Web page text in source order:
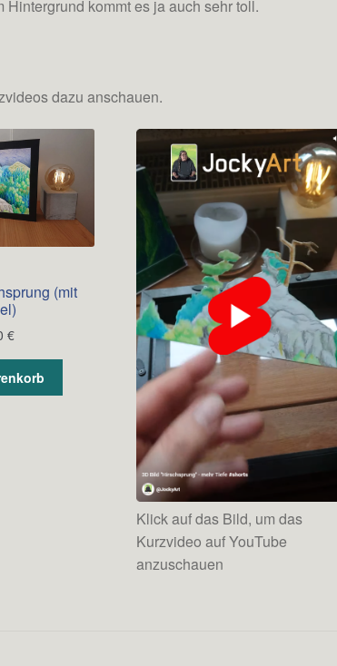
kommt es ja auch sehr toll.
dazu anschauen.
(mit
€
Klick auf das Bild, um das
Kurzvideo auf YouTube
anzuschauen